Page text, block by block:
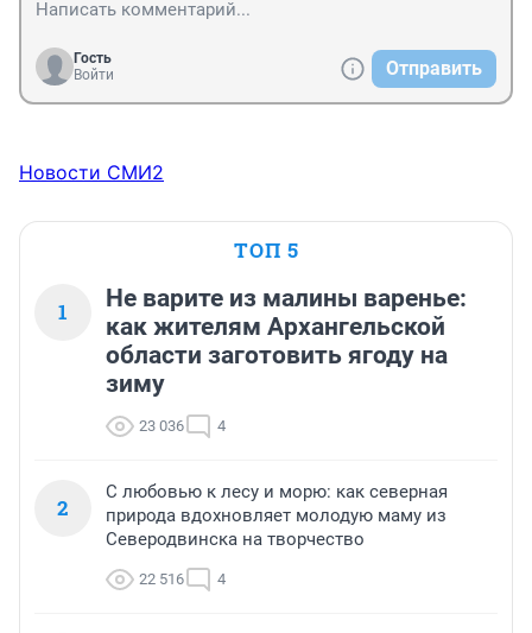
Гость
Войти
Отправить
Новости СМИ2
ТОП 5
1
Не варите из малины варенье:
как жителям Архангельской
области заготовить ягоду на
зиму
23 036 4
2
С любовью к лесу и морю: как северная
природа вдохновляет молодую маму из
Северодвинска на творчество
22 516 4